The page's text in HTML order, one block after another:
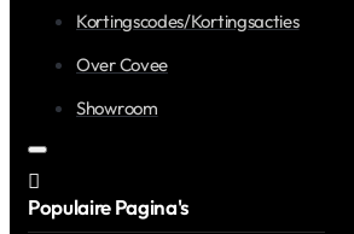
Kortingscodes/Kortingsacties
Over Covee
Showroom
Populaire Pagina's